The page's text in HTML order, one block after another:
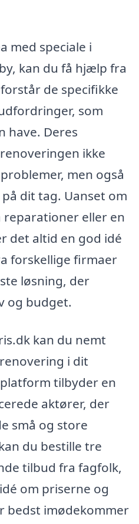
med speciale i
kan du få hjælp fra
de specifikke
som
have. Deres
ikke
men også
dit tag. Uanset om
eller en
det altid en god idé
forskellige firmaer
løsning, der
og budget.
kan du nemt
i dit
tilbyder en
aktører, der
små og store
du bestille tre
tilbud fra fagfolk,
om priserne og
bedst imødekommer